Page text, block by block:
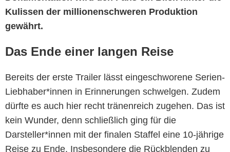
Kulissen der millionenschweren Produktion
gewährt.
Das Ende einer langen Reise
Bereits der erste Trailer lässt eingeschworene Serien-
Liebhaber*innen in Erinnerungen schwelgen. Zudem
dürfte es auch hier recht tränenreich zugehen. Das ist
kein Wunder, denn schließlich ging für die
Darsteller*innen mit der finalen Staffel eine 10-jährige
Reise zu Ende. Insbesondere die Rückblenden zu